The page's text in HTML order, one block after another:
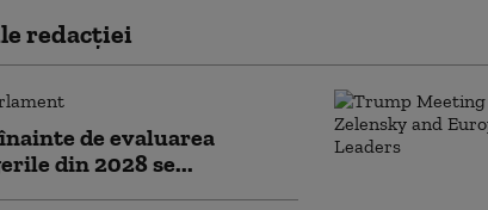
redacţiei
de evaluarea
din 2028 se...